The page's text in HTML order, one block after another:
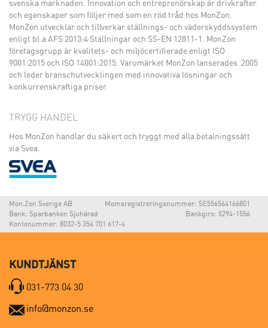
svenska marknaden. Innovation och entreprenörskap är drivkrafter
och egenskaper som följer med som en röd tråd hos MonZon.
MonZon utvecklar och tillverkar ställnings- och väderskyddssystem
enligt bl.a AFS 2013:4 Ställningar och SS-EN 12811-1. MonZon
företagsgrupp är kvalitets- och miljöcertifierade enligt ISO
9001:2015 och ISO 14001:2015. Varumärket MonZon lanserades 2005
och leder branschutvecklingen med innovativa lösningar och
konkurrenskraftiga priser.
TRYGG HANDEL
Hos MonZon handlar du säkert och tryggt med alla betalningssätt
via Svea.
Mon.Zon Sverige AB
Momsregistreringsnummer: SE556564166801
Bank: Sparbanken Sjuhärad
Bankgiro: 5294-1556
Kontonummer: 8032-5 354 701 617-4
KUNDTJÄNST
031-773 04 30
info@monzon.se